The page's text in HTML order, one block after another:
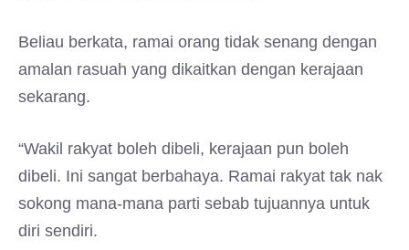
Beliau berkata, ramai orang tidak senang dengan
amalan rasuah yang dikaitkan dengan kerajaan
sekarang.
“Wakil rakyat boleh dibeli, kerajaan pun boleh
dibeli. Ini sangat berbahaya. Ramai rakyat tak nak
sokong mana-mana parti sebab tujuannya untuk
diri sendiri.